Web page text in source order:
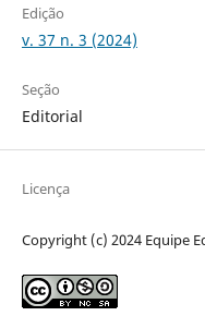
Edição
v. 37 n. 3 (2024)
Seção
Editorial
Licença
Copyright (c) 2024 Equipe